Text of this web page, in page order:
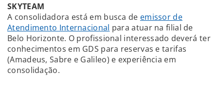
SKYTEAM
A consolidadora está em busca de emissor de
Atendimento Internacional para atuar na filial de
Belo Horizonte. O profissional interessado deverá ter
conhecimentos em GDS para reservas e tarifas
(Amadeus, Sabre e Galileo) e experiência em
consolidação.